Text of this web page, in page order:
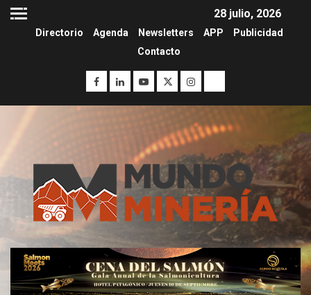
28 julio, 2026
Directorio Agenda Newsletters APP
Publicidad
Contacto